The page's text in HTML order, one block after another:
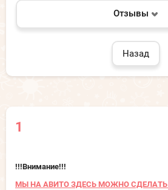
1
!!!Внимание!!!
МЫ НА АВИТО ЗДЕСЬ МОЖНО
Отзывы
Назад